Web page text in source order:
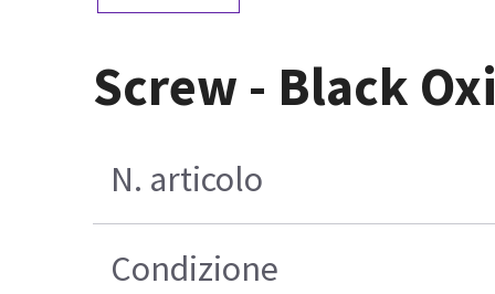
Screw - Black
N. articolo
Condizione